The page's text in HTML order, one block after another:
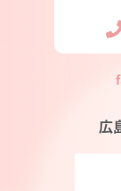
広